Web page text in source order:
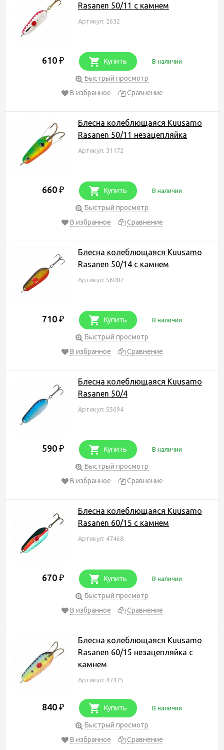
Rasanen 50/11 с камнем
Артикул: 2632
610 ₽ Купить В наличии
Быстрый просмотр
В избранное
Сравнение
Блесна колеблющаяся Kuusamo
Rasanen 50/11 незацепляйка
Артикул: 31172
660 ₽ Купить В наличии
Быстрый просмотр
В избранное
Сравнение
Блесна колеблющаяся Kuusamo
Rasanen 50/14 с камнем
Артикул: 56087
710 ₽ Купить В наличии
Быстрый просмотр
В избранное
Сравнение
Блесна колеблющаяся Kuusamo
Rasanen 50/4
Артикул: 55694
590 ₽ Купить В наличии
Быстрый просмотр
В избранное
Сравнение
Блесна колеблющаяся Kuusamo
Rasanen 60/15 с камнем
Артикул: 47468
670 ₽ Купить В наличии
Быстрый просмотр
В избранное
Сравнение
Блесна колеблющаяся Kuusamo
Rasanen 60/15 незацепляйка с
камнем
Артикул: 47475
840 ₽ Купить В наличии
Быстрый просмотр
В избранное
Сравнение